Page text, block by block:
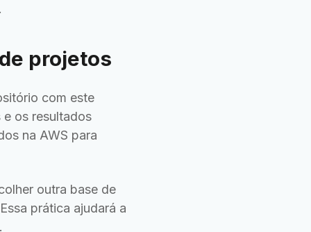
projetos
com este
os resultados
na AWS para
outra base de
prática ajudará a